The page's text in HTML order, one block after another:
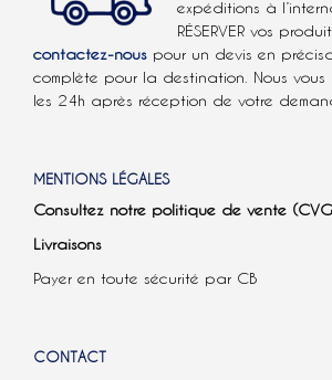
expéditions à
RÉSERVER vos
contactez-nous pour un devis en
complète pour la destination. Nous
les 24h après réception de votre
MENTIONS LÉGALES
Consultez notre politique de vente
Livraisons
Payer en toute sécurité par CB
CONTACT